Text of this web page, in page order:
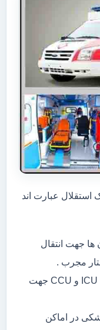
عبارت اند
ها جهت انتقال
مجرب .
اعزام آمبولانس های ICU ,NICU ,PICU و CCU جهت
در اماکن